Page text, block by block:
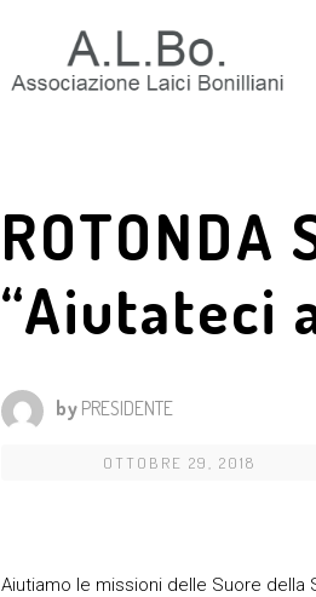
ROTONDA
“Aiutateci
by PRESIDENTE
OTTOBRE 29, 2018
Aiutiamo le missioni delle Suore della